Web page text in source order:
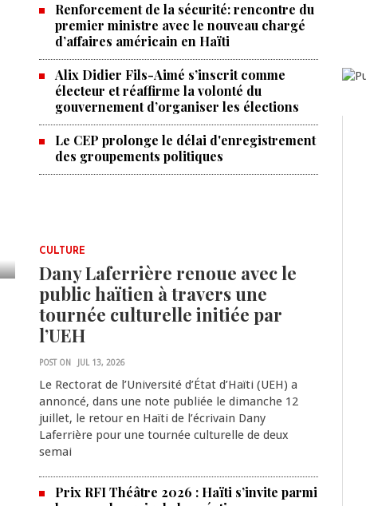
Renforcement de la sécurité: rencontre du
premier ministre avec le nouveau chargé
d’affaires américain en Haïti
Alix Didier Fils-Aimé s’inscrit comme
électeur et réaffirme la volonté du
gouvernement d’organiser les élections
Le CEP prolonge le délai d'enregistrement
des groupements politiques
CULTURE
Dany Laferrière renoue avec le
public haïtien à travers une
tournée culturelle initiée par
l’UEH
POST ON JUL 13, 2026
Le Rectorat de l’Université d’État d’Haïti (UEH) a
annoncé, dans une note publiée le dimanche 12
juillet, le retour en Haïti de l’écrivain Dany
Laferrière pour une tournée culturelle de deux
semai
Prix RFI Théâtre 2026 : Haïti s’invite parmi